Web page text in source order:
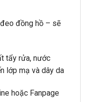
đồng hồ – sẽ
tẩy rửa, nước
lớp mạ và dây da
hoặc Fanpage